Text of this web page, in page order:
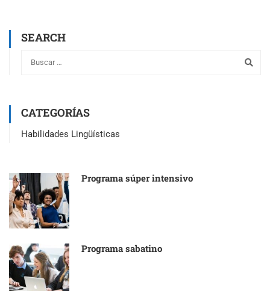
SEARCH
CATEGORÍAS
Habilidades Lingüísticas
Programa súper intensivo
Programa sabatino